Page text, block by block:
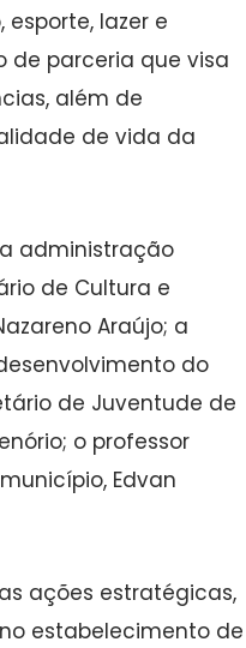
lazer e
de parceria que visa
além de
de vida da
administração
de Cultura e
Araújo; a
do
de Juventude de
o professor
Edvan
ações estratégicas,
estabelecimento de